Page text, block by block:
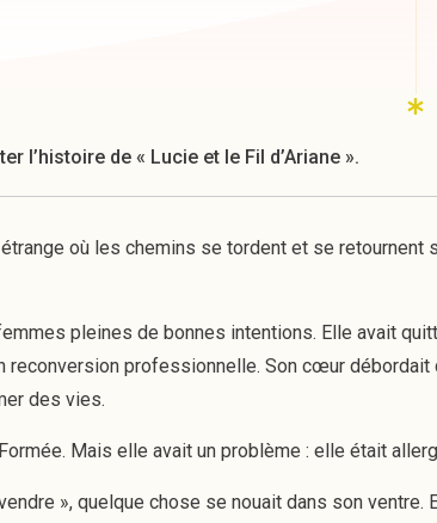
l’histoire de « Lucie et le Fil d’Ariane ».
où les chemins se tordent et se retournent
pleines de bonnes intentions. Elle avait
reconversion professionnelle. Son cœur débordait
des vies.
Mais elle avait un problème : elle était
», quelque chose se nouait dans son ventre.